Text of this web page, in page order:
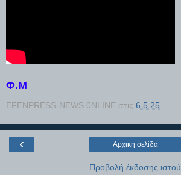
Φ.Μ
EFENPRESS-NEWS 0NLINE στις 6.5.25
‹ Αρχική σελίδα
Προβολή έκδοσης ιστού